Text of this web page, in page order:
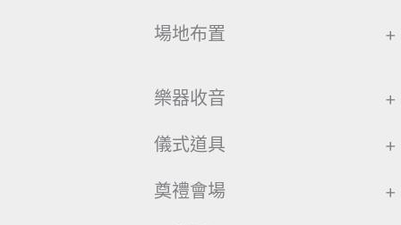
場地布置 +
樂器收音 +
儀式道具 +
奠禮會場 +